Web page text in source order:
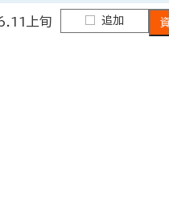
上旬 追加